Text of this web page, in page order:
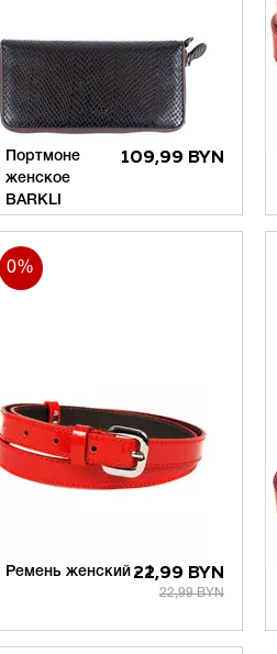
Портмоне
женское
BARKLI
109,99 BYN
Ремень женский - 122,99 BYN
22,99 BYN
0%